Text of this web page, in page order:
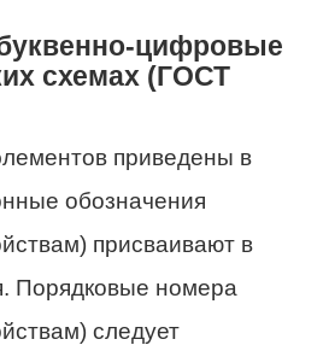
цифровые
схемах (ГОСТ
приведены в
обозначения
присваивают в
Порядковые номера
следует